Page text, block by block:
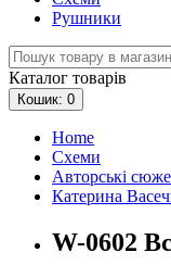
Рушники
Каталог товарів
Кошик: 0
Home
Схеми
Авторські
Катерина
W-0602